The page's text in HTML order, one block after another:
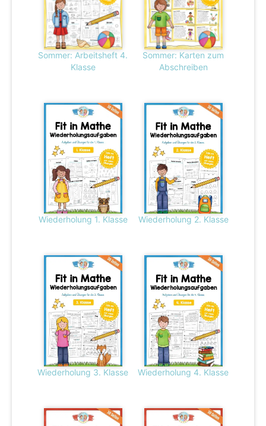
Sommer: Arbeitsheft 4.
Klasse
Sommer: Karten zum
Abschreiben
Wiederholung 1. Klasse Wiederholung 2. Klasse
Wiederholung 3. Klasse Wiederholung 4. Klasse